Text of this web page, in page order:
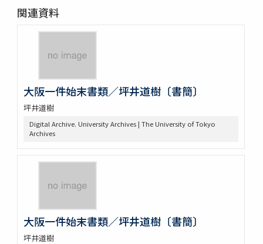
関連資料
大阪一件始末書類／坪井道樹〔書簡〕
坪井道樹
Digital Archive. University Archives | The University of Tokyo
Archives
大阪一件始末書類／坪井道樹〔書簡〕
坪井道樹